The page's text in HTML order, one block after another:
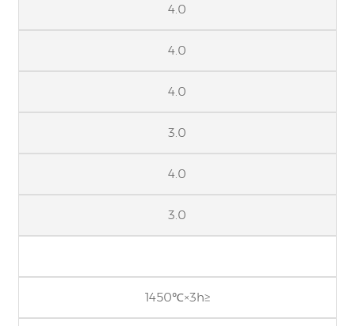
4.0
4.0
4.0
3.0
4.0
3.0
1450℃×3h≥